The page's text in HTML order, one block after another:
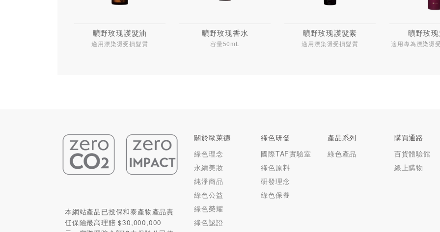
曠野玫瑰護髮油
適用漂染燙受損髮質
曠野玫瑰香水
容量50mL
曠野玫瑰護髮素
適用漂染燙受損髮質
曠野玫
適用專為漂染燙
本網站產品已投保和泰產物產品責
任保險最高理賠 $30,000,000
關於歐萊德
綠色理念
永續美妝
純淨商品
綠色公益
綠色榮耀
綠色認證
綠色研發
國際TAF實驗室
綠色原料
研發理念
綠色保養
產品系列
綠色產品
購買通路
百貨體驗館
線上購物